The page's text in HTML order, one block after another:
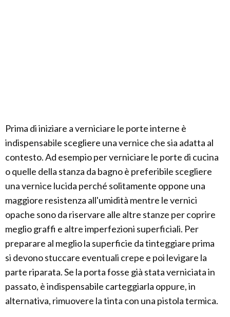
Prima di iniziare a verniciare le porte interne è
indispensabile scegliere una vernice che sia adatta al
contesto. Ad esempio per verniciare le porte di cucina
o quelle della stanza da bagno è preferibile scegliere
una vernice lucida perché solitamente oppone una
maggiore resistenza all'umidità mentre le vernici
opache sono da riservare alle altre stanze per coprire
meglio graffi e altre imperfezioni superficiali. Per
preparare al meglio la superficie da tinteggiare prima
si devono stuccare eventuali crepe e poi levigare la
parte riparata. Se la porta fosse già stata verniciata in
passato, è indispensabile carteggiarla oppure, in
alternativa, rimuovere la tinta con una pistola termica.